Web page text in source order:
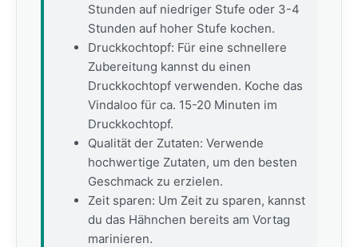
Stunden auf niedriger Stufe oder 3-4
Stunden auf hoher Stufe kochen.
Druckkochtopf: Für eine schnellere
Zubereitung kannst du einen
Druckkochtopf verwenden. Koche das
Vindaloo für ca. 15-20 Minuten im
Druckkochtopf.
Qualität der Zutaten: Verwende
hochwertige Zutaten, um den besten
Geschmack zu erzielen.
Zeit sparen: Um Zeit zu sparen, kannst
du das Hähnchen bereits am Vortag
marinieren.